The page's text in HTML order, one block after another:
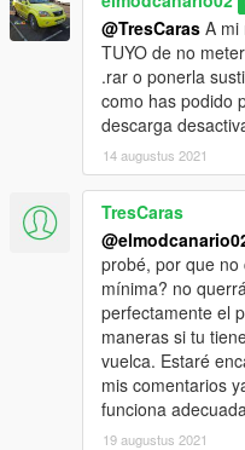
@TresCaras A mi
TUYO de no
.rar o ponerla
como has podido
descarga
14 augustus 2021
TresCaras
probé, por que no
mínima? no
perfectamente el
maneras si tu
vuelca. Estaré
mis comentarios
funciona
19 augustus 2021